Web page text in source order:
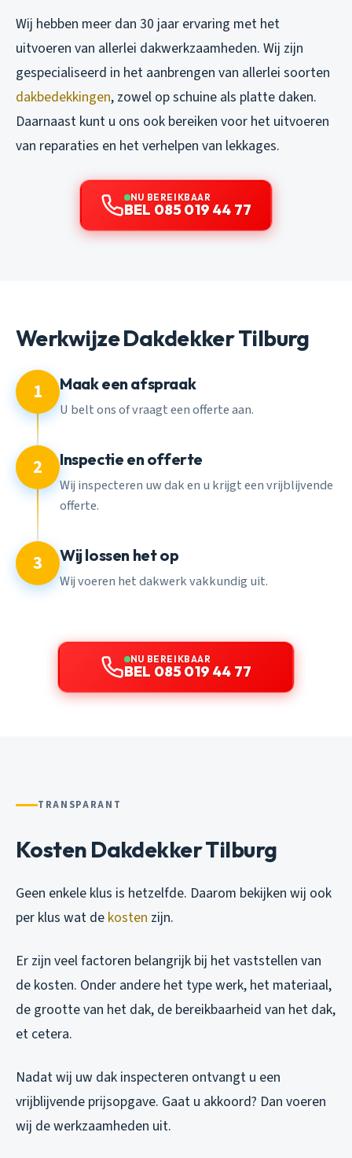
Wij hebben meer dan 30 jaar ervaring met het
uitvoeren van allerlei dakwerkzaamheden. Wij zijn
gespecialiseerd in het aanbrengen van allerlei soorten
dakbedekkingen, zowel op schuine als platte daken.
Daarnaast kunt u ons ook bereiken voor het uitvoeren
van reparaties en het verhelpen van lekkages.
NU BEREIKBAAR
BEL 085 019 44 77
Werkwijze Dakdekker Tilburg
1 Maak een afspraak
U belt ons of vraagt een offerte aan.
2 Inspectie en offerte
Wij inspecteren uw dak en u krijgt een vrijblijvende
offerte.
3 Wij lossen het op
Wij voeren het dakwerk vakkundig uit.
NU BEREIKBAAR
BEL 085 019 44 77
TRANSPARANT
Kosten Dakdekker Tilburg
Geen enkele klus is hetzelfde. Daarom bekijken wij ook
per klus wat de kosten zijn.
Er zijn veel factoren belangrijk bij het vaststellen van
de kosten. Onder andere het type werk, het materiaal,
de grootte van het dak, de bereikbaarheid van het dak,
et cetera.
Nadat wij uw dak inspecteren ontvangt u een
vrijblijvende prijsopgave. Gaat u akkoord? Dan voeren
wij de werkzaamheden uit.